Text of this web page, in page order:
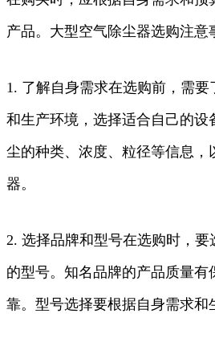
产品。大型空气除尘器选购注意
1. 了解自身需求在选购前，需
和生产环境，选择适合自己的设
尘的种类、浓度、粒径等信息，
器。
2. 选择品牌和型号在选购时，
的型号。知名品牌的产品质量有
靠。型号选择要根据自身需求和